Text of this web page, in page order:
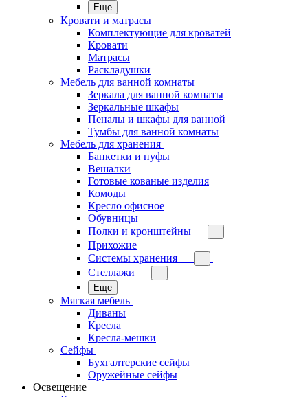
Еще
Кровати и матрасы
Комплектующие для кроватей
Кровати
Матрасы
Раскладушки
Мебель для ванной комнаты
Зеркала для ванной комнаты
Зеркальные шкафы
Пеналы и шкафы для ванной
Тумбы для ванной комнаты
Мебель для хранения
Банкетки и пуфы
Вешалки
Готовые кованые изделия
Комоды
Кресло офисное
Обувницы
Полки и кронштейны
Прихожие
Системы хранения
Стеллажи
Еще
Мягкая мебель
Диваны
Кресла
Кресла-мешки
Сейфы
Бухгалтерские сейфы
Оружейные сейфы
Освещение